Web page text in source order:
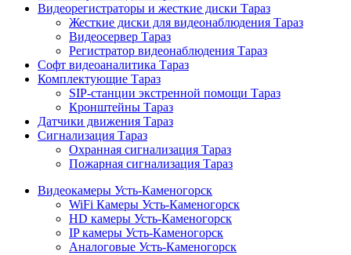
Видеорегистраторы и жесткие диски Тараз
Жесткие диски для видеонаблюдения Тараз
Видеосервер Тараз
Регистратор видеонаблюдения Тараз
Софт видеоаналитика Тараз
Комплектующие Тараз
SIP-станции экстренной помощи Тараз
Кронштейны Тараз
Датчики движения Тараз
Сигнализация Тараз
Охранная сигнализация Тараз
Пожарная сигнализация Тараз
Видеокамеры Усть-Каменогорск
WiFi Камеры Усть-Каменогорск
HD камеры Усть-Каменогорск
IP камеры Усть-Каменогорск
Аналоговые Усть-Каменогорск